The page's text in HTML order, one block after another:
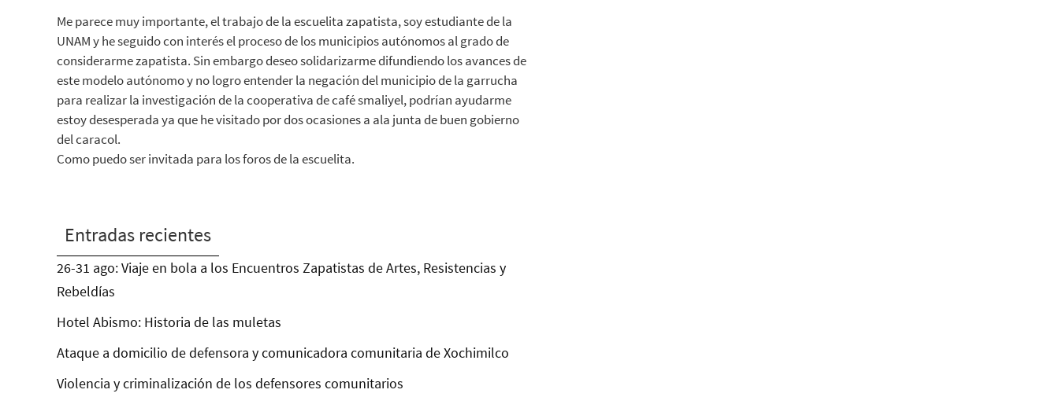
Me parece muy importante, el trabajo de la escuelita zapatista, soy estudiante de la
UNAM y he seguido con interés el proceso de los municipios autónomos al grado de
considerarme zapatista. Sin embargo deseo solidarizarme difundiendo los avances de
este modelo autónomo y no logro entender la negación del municipio de la garrucha
para realizar la investigación de la cooperativa de café smaliyel, podrían ayudarme
estoy desesperada ya que he visitado por dos ocasiones a ala junta de buen gobierno
del caracol.
Como puedo ser invitada para los foros de la escuelita.
Entradas recientes
26-31 ago: Viaje en bola a los Encuentros Zapatistas de Artes, Resistencias y
Rebeldías
Hotel Abismo: Historia de las muletas
Ataque a domicilio de defensora y comunicadora comunitaria de Xochimilco
Violencia y criminalización de los defensores comunitarios